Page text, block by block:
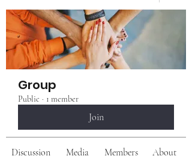
Group
Public · 1 member
Join
Discussion Media Members About